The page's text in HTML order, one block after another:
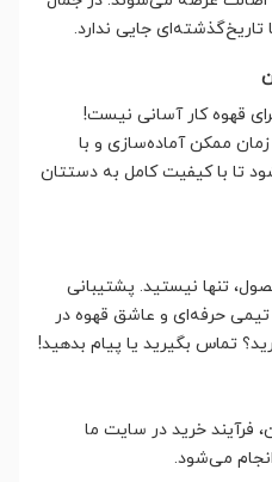
جایی ندارد.
قهوه کار آسانی نیست!
ممکن آماده‌سازی و با
تا با کیفیت کامل به دستتان
تنها نیستید. پشتیبانی
حرفه‌ای و عاشق قهوه در
تماس بگیرید یا پیام بدهید!
فرآیند خرید در سایت ما
می‌شود.